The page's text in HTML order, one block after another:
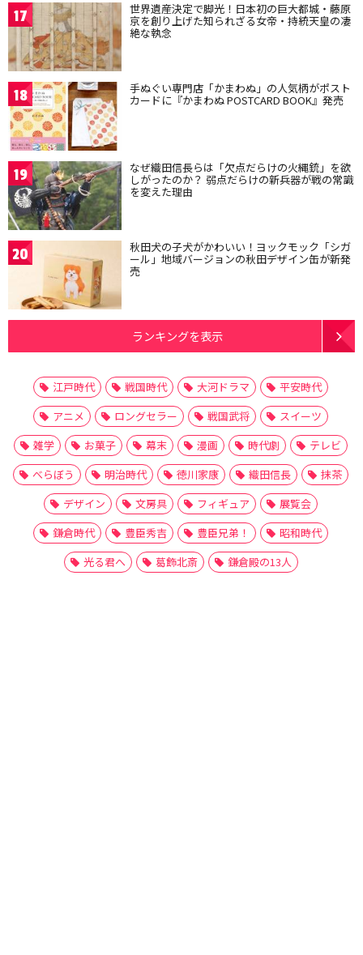
17 世界遺産決定で脚光！日本初の巨大都城・藤原
京を創り上げた知られざる女帝・持統天皇の凄
絶な執念
18 手ぬぐい専門店「かまわぬ」の人気柄がポスト
カードに『かまわぬ POSTCARD BOOK』発売
19 なぜ織田信長らは「欠点だらけの火縄銃」を欲
しがったのか？ 弱点だらけの新兵器が戦の常識
を変えた理由
20 秋田犬の子犬がかわいい！ヨックモック「シガ
ール」地域バージョンの秋田デザイン缶が新発
売
ランキングを表示
江戸時代 戦国時代 大河ドラマ
平安時代
アニメ
ロングセラー 戦国武将
スイーツ
雑学
お菓子 幕末 漫画 時代劇
テレビ
べらぼう
明治時代 徳川家康 織田信長
抹茶
デザイン
文房具 フィギュア
展覧会
鎌倉時代
豊臣秀吉 豊臣兄弟！
昭和時代
光る君へ
葛飾北斎 鎌倉殿の13人